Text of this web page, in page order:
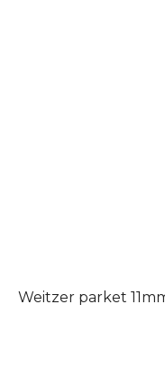
Weitzer parket